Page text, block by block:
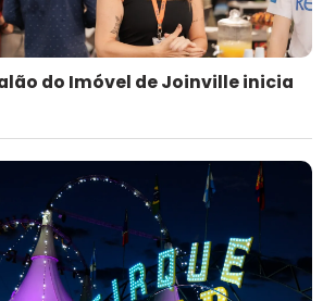
do Imóvel de Joinville inicia